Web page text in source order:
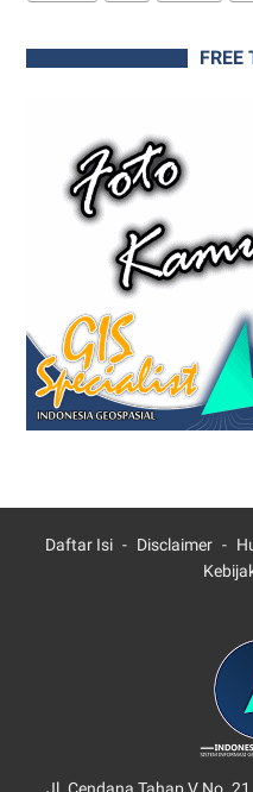
FREE
Daftar Isi Disclaimer